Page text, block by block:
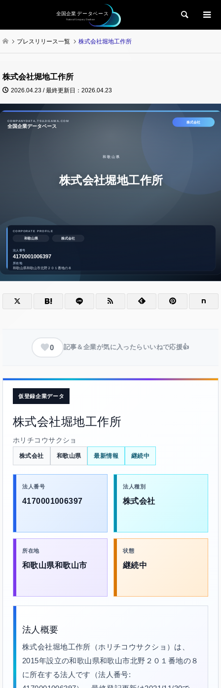
検索
プレスリリース一覧 株式会社堀地工作所
株式会社堀地工作所
2026.04.23 / 最終更新日：2026.04.23
0 記事＆企業が気に入ったらいいねで応援👍
仮登録企業データ
株式会社堀地工作所
ホリチコウサクショ
株式会社 和歌山県 最新情報 継続中
法人番号
4170001006397
法人種別
株式会社
所在地
和歌山県和歌山市
状態
継続中
法人概要
株式会社堀地工作所（ホリチコウサクショ）は、
2015年設立の和歌山県和歌山市北野２０１番地の８
に所在する法人です（法人番号: